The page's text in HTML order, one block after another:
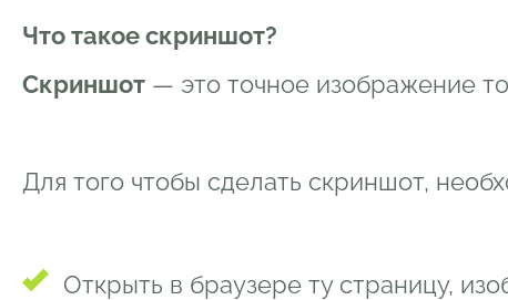
Что такое скриншот?
Скриншот— это точное изображение
Для того чтобы сделать скриншот,
Открыть в браузере ту страницу,